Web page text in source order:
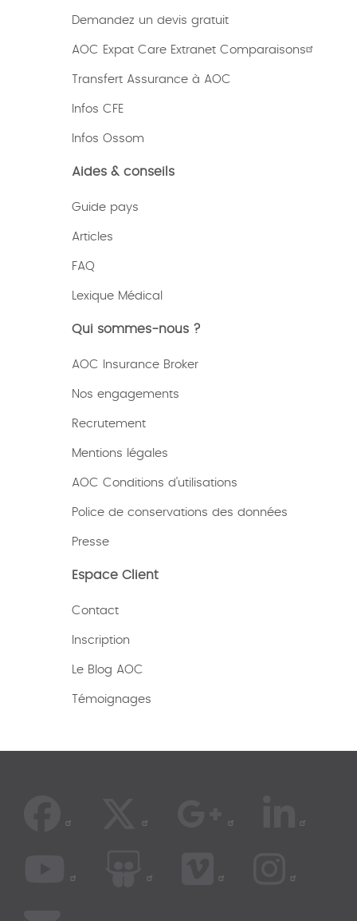
Demandez un devis gratuit
AOC Expat Care Extranet Comparaisons
Transfert Assurance à AOC
Infos CFE
Infos Ossom
Aides & conseils
Guide pays
Articles
FAQ
Lexique Médical
Qui sommes-nous ?
AOC Insurance Broker
Nos engagements
Recrutement
Mentions légales
AOC Conditions d’utilisations
Police de conservations des données
Presse
Espace Client
Contact
Inscription
Le Blog AOC
Témoignages